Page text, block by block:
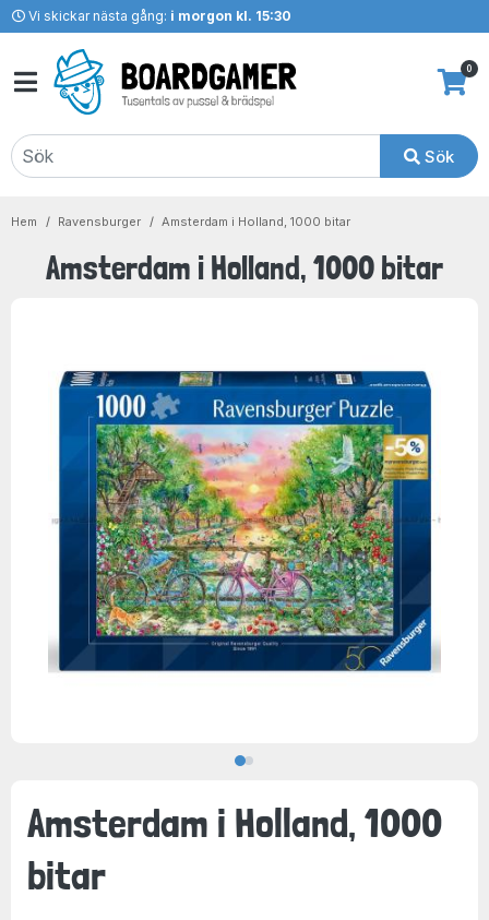
Vi skickar nästa gång: i morgon kl. 15:30
Sök
0
Hem Ravensburger Amsterdam i Holland, 1000 bitar
Amsterdam i Holland, 1000 bitar
Amsterdam i Holland, 1000
bitar